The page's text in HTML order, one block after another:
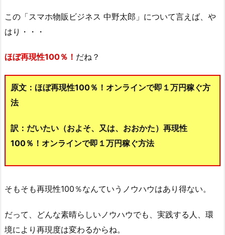
この「スマホ物販ビジネス 中野太郎」について言えば、や
はり・・・
ほぼ再現性100％！ だね？
原文：ほぼ再現性100％！オンラインで即１万円稼ぐ方
法
訳：だいたい（およそ、又は、おおかた）再現性
100％！オンラインで即１万円稼ぐ方法
そもそも再現性100％なんていうノウハウはあり得ない。
だって、どんな素晴らしいノウハウでも、実践する人、環
境により再現度は変わるからね。